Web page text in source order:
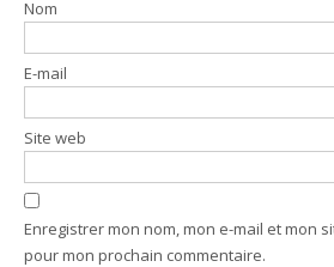
Nom
E-mail
Site web
Enregistrer mon nom, mon e-mail et mon
pour mon prochain commentaire.